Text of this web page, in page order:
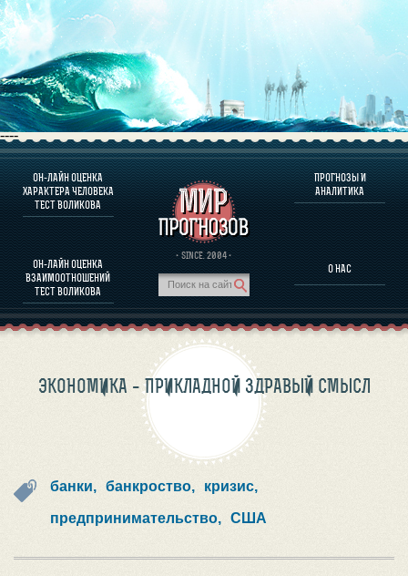
----
ОН-ЛАЙН ОЦЕНКА
ХАРАКТЕРА ЧЕЛОВЕКА
ТЕСТ ВОЛИКОВА
ОН-ЛАЙН ОЦЕНКА
ВЗАИМООТНОШЕНИЙ
ТЕСТ ВОЛИКОВА
· SINCE. 2004 ·
ПРОГНОЗЫ И
АНАЛИТИКА
О НАС
О ПРОГРАММЕ
ОЦЕНКА ХАРАКТЕРA ЧЕЛОВЕКА
ОЦЕНКА ХАРАКТЕРА ВЫДАЮЩИХСЯ ЛИЧНОСТЕЙ
О ПРОГРАММЕ
ПРОГНОЗЫ И АНАЛИТИКА
ЭКОНОМИКА – ПРИКЛАДНОЙ ЗДРАВЫЙ СМЫСЛ
банки, банкроство, кризис,
предпринимательство, США